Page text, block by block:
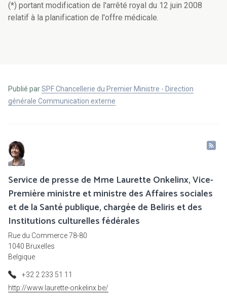
(*) portant modification de l'arrêté royal du 12 juin 2008
relatif à la planification de l'offre médicale.
Publié parSPF Chancellerie du Premier Ministre - Direction
générale Communication externe
Service de presse de Mme Laurette Onkelinx, Vice-
Première ministre et ministre des Affaires sociales
et de la Santé publique, chargée de Beliris et des
Institutions culturelles fédérales
Rue du Commerce 78-80
1040 Bruxelles
Belgique
+32 2 233 51 11
http://www.laurette-onkelinx.be/